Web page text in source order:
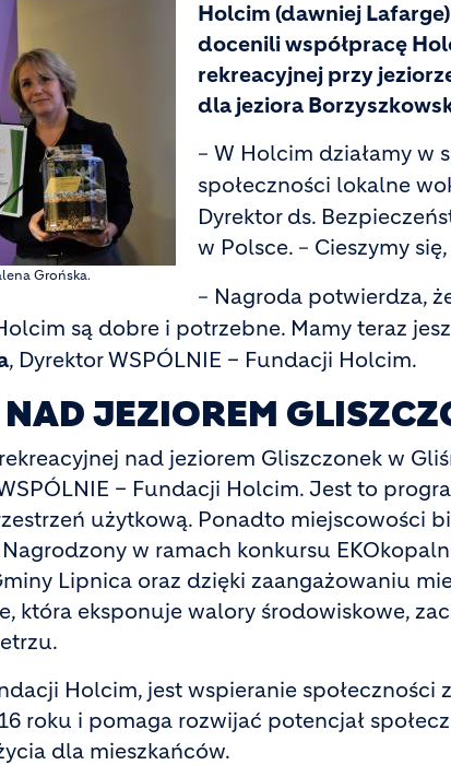
Grońska.
Holcim (dawniej
docenili współpracę
rekreacyjnej przy
dla jeziora
– W Holcim działamy w
społeczności lokalne
Dyrektor ds.
w Polsce. – Cieszymy
– Nagroda potwierdza,
są dobre i potrzebne. Mamy teraz
, Dyrektor WSPÓLNIE – Fundacji Holcim.
NAD JEZIOREM
nad jeziorem Gliszczonek w
– Fundacji Holcim. Jest to
użytkową. Ponadto miejscowości
w ramach konkursu
Lipnica oraz dzięki zaangażowaniu
która eksponuje walory środowiskowe,
Holcim, jest wspieranie
roku i pomaga rozwijać potencjał
dla mieszkańców.